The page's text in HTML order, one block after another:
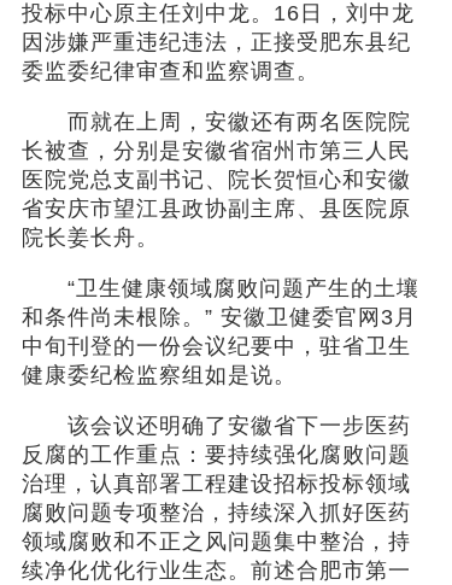
投标中心原主任刘中龙。16日，刘中龙
因涉嫌严重违纪违法，正接受肥东县纪
委监委纪律审查和监察调查。
而就在上周，安徽还有两名医院院
长被查，分别是安徽省宿州市第三人民
医院党总支副书记、院长贺恒心和安徽
省安庆市望江县政协副主席、县医院原
院长姜长舟。
“卫生健康领域腐败问题产生的土壤
和条件尚未根除。” 安徽卫健委官网3月
中旬刊登的一份会议纪要中，驻省卫生
健康委纪检监察组如是说。
该会议还明确了安徽省下一步医药
反腐的工作重点：要持续强化腐败问题
治理，认真部署工程建设招标投标领域
腐败问题专项整治，持续深入抓好医药
领域腐败和不正之风问题集中整治，持
续净化优化行业生态。前述合肥市第一